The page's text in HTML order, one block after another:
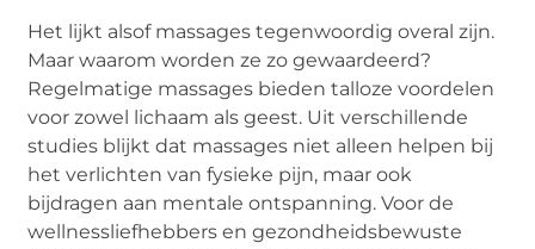
Het lijkt alsof massages tegenwoordig overal zijn.
Maar waarom worden ze zo gewaardeerd?
Regelmatige massages bieden talloze voordelen
voor zowel lichaam als geest. Uit verschillende
studies blijkt dat massages niet alleen helpen bij
het verlichten van fysieke pijn, maar ook
bijdragen aan mentale ontspanning. Voor de
wellnessliefhebbers en gezondheidsbewuste